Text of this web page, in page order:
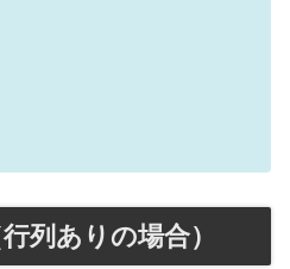
列ありの場合）